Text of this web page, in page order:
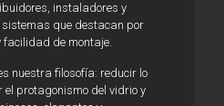
instaladores y
que destacan por
de montaje.
nuestra filosofía: reducir lo
protagonismo del vidrio y